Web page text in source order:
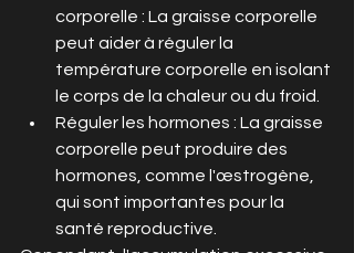
corporelle : La graisse corporelle
peut aider à réguler la
température corporelle en isolant
le corps de la chaleur ou du froid.
Réguler les hormones : La graisse
corporelle peut produire des
hormones, comme l'œstrogène,
qui sont importantes pour la
santé reproductive.